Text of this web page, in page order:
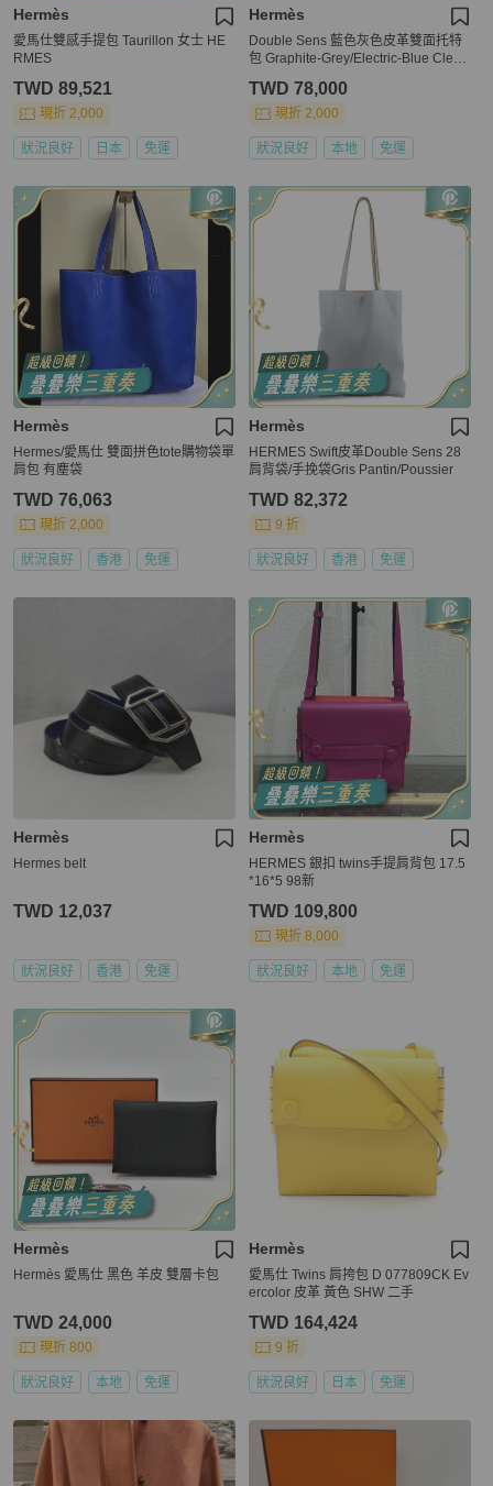
Hermès
愛馬仕雙感手提包 Taurillon 女士 HE
RMES
TWD 89,521
現折 2,000
狀況良好 日本 免運
Hermès
Double Sens 藍色灰色皮革雙面托特
包 Graphite-Grey/Electric-Blue Clem
TWD 78,000
現折 2,000
狀況良好 本地 免運
Hermès
Hermes/愛馬仕 雙面拼色tote購物袋單
肩包 有塵袋
TWD 76,063
現折 2,000
狀況良好 香港 免運
Hermès
HERMES Swift皮革Double Sens 28
肩背袋/手挽袋Gris Pantin/Poussier
TWD 82,372
9 折
狀況良好 香港 免運
Hermès
Hermes belt
TWD 12,037
狀況良好 香港 免運
Hermès
HERMES 銀扣 twins手提肩背包 17.5
*16*5 98新
TWD 109,800
現折 8,000
狀況良好 本地 免運
Hermès
Hermès 愛馬仕 黑色 羊皮 雙層卡包
TWD 24,000
現折 800
狀況良好 本地 免運
Hermès
愛馬仕 Twins 肩挎包 D 077809CK Ev
ercolor 皮革 黃色 SHW 二手
TWD 164,424
9 折
狀況良好 日本 免運